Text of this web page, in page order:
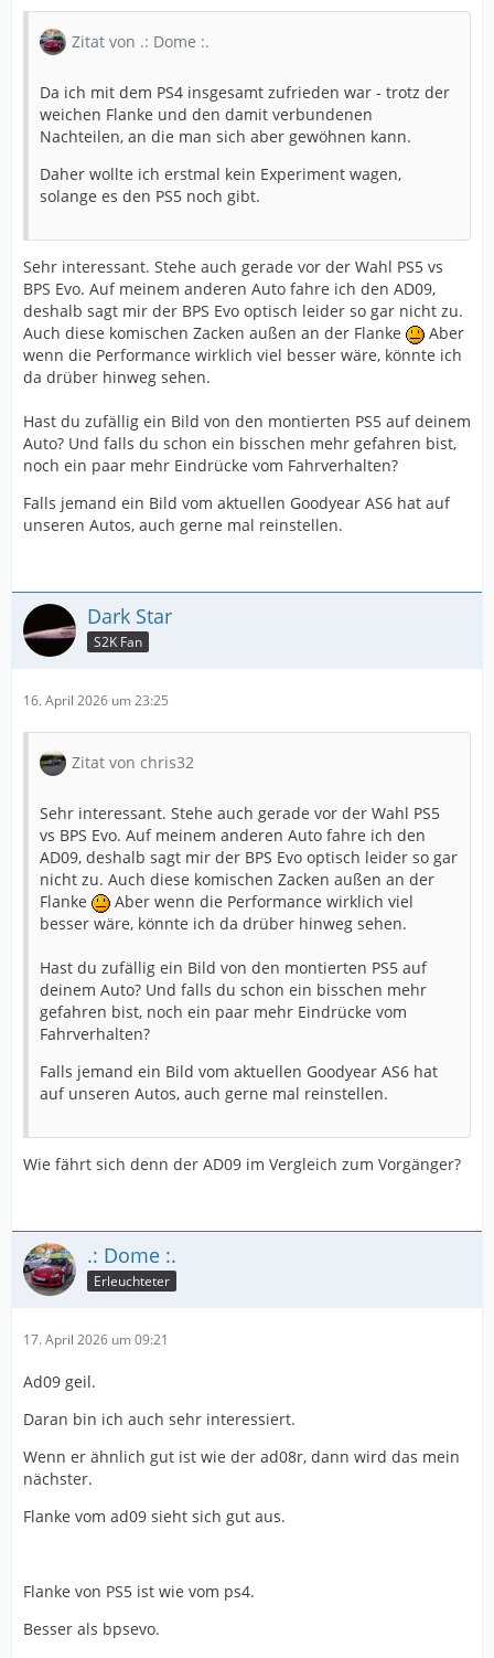
Zitat von .: Dome :.
Da ich mit dem PS4 insgesamt zufrieden war - trotz der
weichen Flanke und den damit verbundenen
Nachteilen, an die man sich aber gewöhnen kann.
Daher wollte ich erstmal kein Experiment wagen,
solange es den PS5 noch gibt.
Sehr interessant. Stehe auch gerade vor der Wahl PS5 vs
BPS Evo. Auf meinem anderen Auto fahre ich den AD09,
deshalb sagt mir der BPS Evo optisch leider so gar nicht zu.
Auch diese komischen Zacken außen an der Flanke
Aber
wenn die Performance wirklich viel besser wäre, könnte ich
da drüber hinweg sehen.
Hast du zufällig ein Bild von den montierten PS5 auf deinem
Auto? Und falls du schon ein bisschen mehr gefahren bist,
noch ein paar mehr Eindrücke vom Fahrverhalten?
Falls jemand ein Bild vom aktuellen Goodyear AS6 hat auf
unseren Autos, auch gerne mal reinstellen.
Dark Star
S2K Fan
16. April 2026 um 23:25
Zitat von chris32
Sehr interessant. Stehe auch gerade vor der Wahl PS5
vs BPS Evo. Auf meinem anderen Auto fahre ich den
AD09, deshalb sagt mir der BPS Evo optisch leider so gar
nicht zu. Auch diese komischen Zacken außen an der
Flanke
Aber wenn die Performance wirklich viel
besser wäre, könnte ich da drüber hinweg sehen.
Hast du zufällig ein Bild von den montierten PS5 auf
deinem Auto? Und falls du schon ein bisschen mehr
gefahren bist, noch ein paar mehr Eindrücke vom
Fahrverhalten?
Falls jemand ein Bild vom aktuellen Goodyear AS6 hat
auf unseren Autos, auch gerne mal reinstellen.
Wie fährt sich denn der AD09 im Vergleich zum Vorgänger?
.: Dome :.
Erleuchteter
17. April 2026 um 09:21
Ad09 geil.
Daran bin ich auch sehr interessiert.
Wenn er ähnlich gut ist wie der ad08r, dann wird das mein
nächster.
Flanke vom ad09 sieht sich gut aus.
Flanke von PS5 ist wie vom ps4.
Besser als bpsevo.